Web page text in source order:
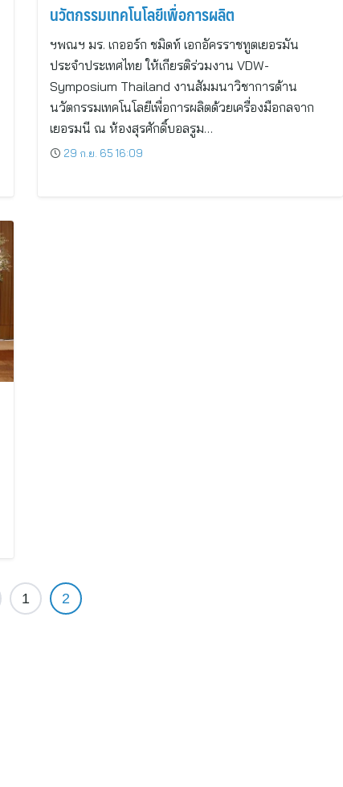
นวัตกรรมเทคโนโลยีเพื่อการผลิต
ฯพณฯ มร. เกออร์ก ชมิดท์ เอกอัครราชทูตเยอรมัน
ประจำประเทศไทย ให้เกียรติร่วมงาน VDW-
Symposium Thailand งานสัมมนาวิชาการด้าน
นวัตกรรมเทคโนโลยีเพื่อการผลิตด้วยเครื่องมือกลจาก
เยอรมนี ณ ห้องสุรศักดิ์บอลรูม…
29 ก.ย. 65 16:09
1 2